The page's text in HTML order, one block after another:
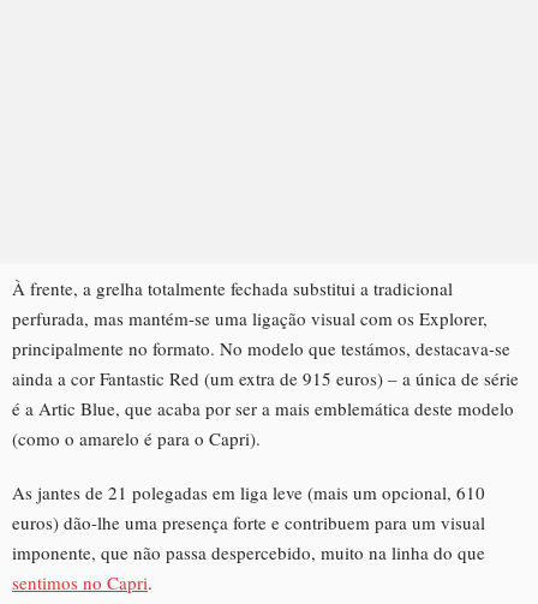
À frente, a grelha totalmente fechada substitui a tradicional
perfurada, mas mantém-se uma ligação visual com os Explorer,
principalmente no formato. No modelo que testámos, destacava-se
ainda a cor Fantastic Red (um extra de 915 euros) – a única de série
é a Artic Blue, que acaba por ser a mais emblemática deste modelo
(como o amarelo é para o Capri).
As jantes de 21 polegadas em liga leve (mais um opcional, 610
euros) dão-lhe uma presença forte e contribuem para um visual
imponente, que não passa despercebido, muito na linha do que
sentimos no Capri.